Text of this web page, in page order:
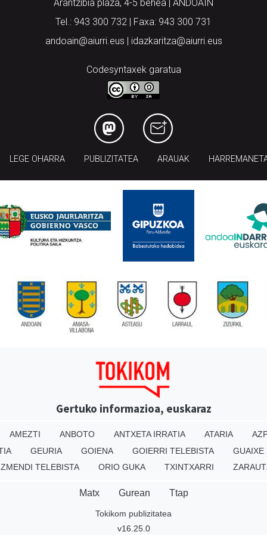
Arantzibia plaza, 4-5 behea | ANDOAIN
Tel.: 943 300 732 | Faxa: 943 300 731
andoain@aiurri.eus | idazkaritza@aiurri.eus
Codesyntaxek garatua
LEGE OHARRA PUBLIZITATEA ARAUAK
Gertuko informazioa, euskaraz
AMEZTI ANBOTO ANTXETA IRRATIA ATARIA
GEURIA GOIENA GOIERRI TELEBISTA GUAIXE
TELEBISTA ORIO GUKA TXINTXARRI
Matx Gurean Ttap
Tokikom publizitatea
v16.25.0